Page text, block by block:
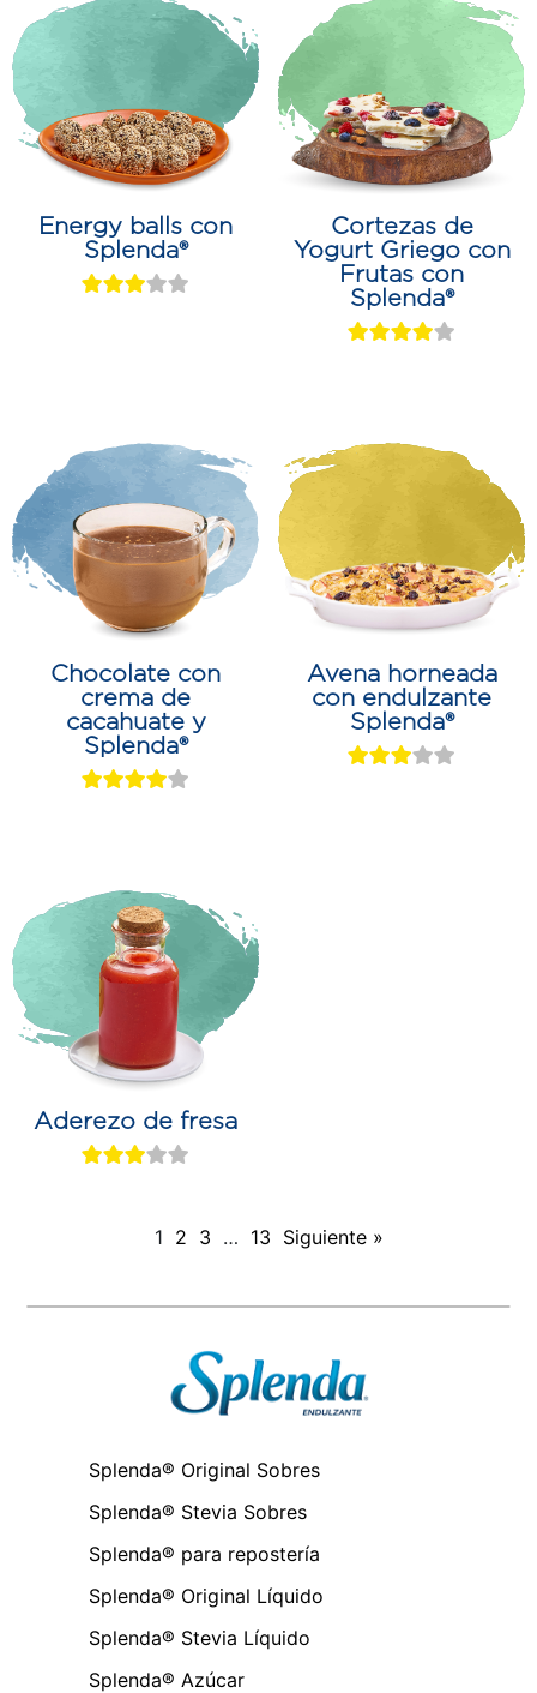
Energy balls con
Splenda®
Cortezas de
Yogurt Griego con
Frutas con
Splenda®
Chocolate con
crema de
cacahuate y
Splenda®
Avena horneada
con endulzante
Splenda®
Aderezo de fresa
1 2 3 … 13 Siguiente »
Splenda® Original Sobres
Splenda® Stevia Sobres
Splenda® para repostería
Splenda® Original Líquido
Splenda® Stevia Líquido
Splenda® Azúcar